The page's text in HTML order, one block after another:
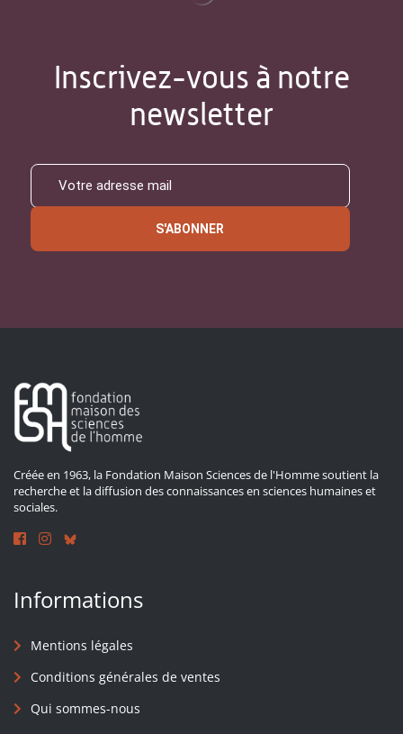
Inscrivez-vous à notre
newsletter
S'ABONNER
Créée en 1963, la Fondation Maison Sciences de l'Homme soutient la
recherche et la diffusion des connaissances en sciences humaines et
sociales.
Informations
Mentions légales
Conditions générales de ventes
Qui sommes-nous